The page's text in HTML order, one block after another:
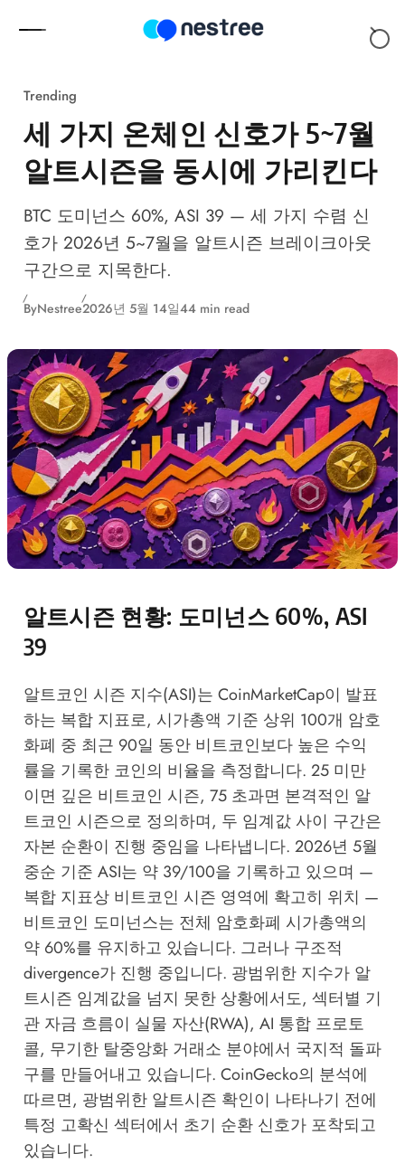
Trending
세 가지 온체인 신호가 5~7월
알트시즌을 동시에 가리킨다
BTC 도미넌스 60%, ASI 39 — 세 가지 수렴 신
호가 2026년 5~7월을 알트시즌 브레이크아웃
구간으로 지목한다.
ByNestree2026년 5월 14일44 min read
알트시즌 현황: 도미넌스 60%, ASI
39
알트코인 시즌 지수(ASI)는 CoinMarketCap이 발표
하는 복합 지표로, 시가총액 기준 상위 100개 암호
화폐 중 최근 90일 동안 비트코인보다 높은 수익
률을 기록한 코인의 비율을 측정합니다. 25 미만
이면 깊은 비트코인 시즌, 75 초과면 본격적인 알
트코인 시즌으로 정의하며, 두 임계값 사이 구간은
자본 순환이 진행 중임을 나타냅니다. 2026년 5월
중순 기준 ASI는 약 39/100을 기록하고 있으며 —
복합 지표상 비트코인 시즌 영역에 확고히 위치 —
비트코인 도미넌스는 전체 암호화폐 시가총액의
약 60%를 유지하고 있습니다. 그러나 구조적
divergence가 진행 중입니다. 광범위한 지수가 알
트시즌 임계값을 넘지 못한 상황에서도, 섹터별 기
관 자금 흐름이 실물 자산(RWA), AI 통합 프로토
콜, 무기한 탈중앙화 거래소 분야에서 국지적 돌파
구를 만들어내고 있습니다. CoinGecko의 분석에
따르면, 광범위한 알트시즌 확인이 나타나기 전에
특정 고확신 섹터에서 초기 순환 신호가 포착되고
있습니다.